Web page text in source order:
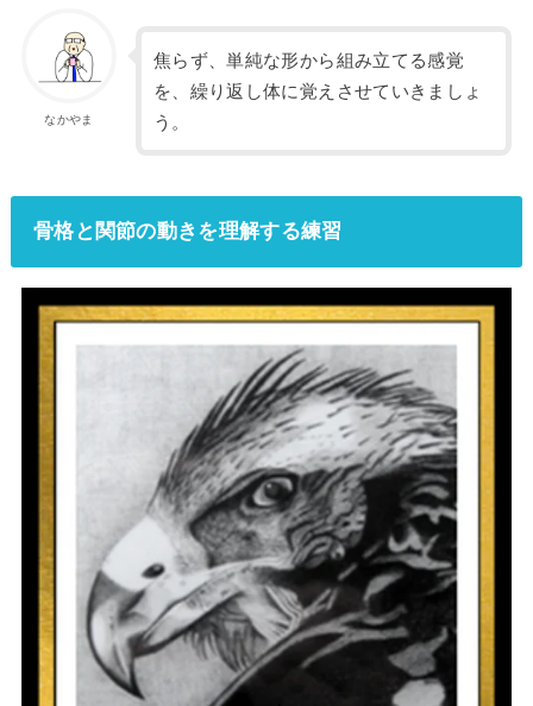
なかやま
焦らず、単純な形から組み立てる感覚
を、繰り返し体に覚えさせていきましょ
う。
骨格と関節の動きを理解する練習